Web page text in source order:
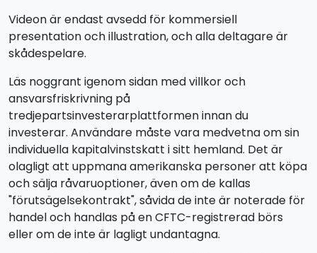
Videon är endast avsedd för kommersiell
presentation och illustration, och alla deltagare är
skådespelare.
Läs noggrant igenom sidan med villkor och
ansvarsfriskrivning på
tredjepartsinvesterarplattformen innan du
investerar. Användare måste vara medvetna om sin
individuella kapitalvinstskatt i sitt hemland. Det är
olagligt att uppmana amerikanska personer att köpa
och sälja råvaruoptioner, även om de kallas
"förutsägelsekontrakt", såvida de inte är noterade för
handel och handlas på en CFTC-registrerad börs
eller om de inte är lagligt undantagna.